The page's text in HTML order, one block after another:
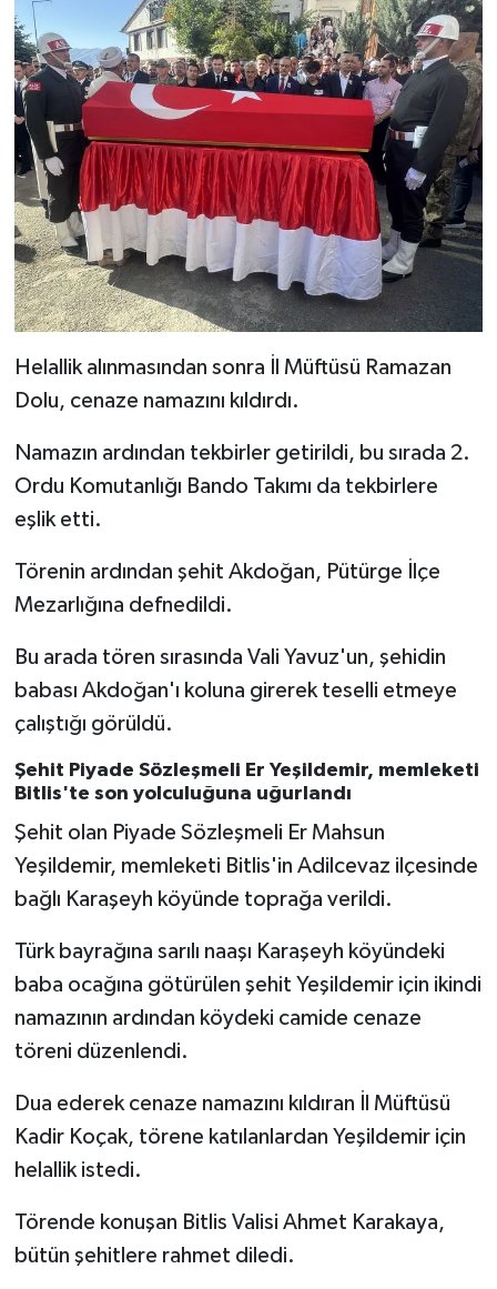
Helallik alınmasından sonra İl Müftüsü Ramazan
Dolu, cenaze namazını kıldırdı.
Namazın ardından tekbirler getirildi, bu sırada 2.
Ordu Komutanlığı Bando Takımı da tekbirlere
eşlik etti.
Törenin ardından şehit Akdoğan, Pütürge İlçe
Mezarlığına defnedildi.
Bu arada tören sırasında Vali Yavuz'un, şehidin
babası Akdoğan'ı koluna girerek teselli etmeye
çalıştığı görüldü.
Şehit Piyade Sözleşmeli Er Yeşildemir, memleketi
Bitlis'te son yolculuğuna uğurlandı
Şehit olan Piyade Sözleşmeli Er Mahsun
Yeşildemir, memleketi Bitlis'in Adilcevaz ilçesinde
bağlı Karaşeyh köyünde toprağa verildi.
Türk bayrağına sarılı naaşı Karaşeyh köyündeki
baba ocağına götürülen şehit Yeşildemir için ikindi
namazının ardından köydeki camide cenaze
töreni düzenlendi.
Dua ederek cenaze namazını kıldıran İl Müftüsü
Kadir Koçak, törene katılanlardan Yeşildemir için
helallik istedi.
Törende konuşan Bitlis Valisi Ahmet Karakaya,
bütün şehitlere rahmet diledi.
Sivas Müftülüğü
Şanlıurfa Müftülüğü
Şırnak Müftülüğü
Tekirdağ Müftülüğü
Tokat Müftülüğü
Trabzon Müftülüğü
Uşak Müftülüğü
Van Müftülüğü
Yalova Müftülüğü
Yozgat Müftülüğü